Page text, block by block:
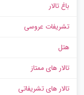
باغ تالار
تشریفات عروسی
هتل
تالار های ممتاز
تالار های تشریفاتی